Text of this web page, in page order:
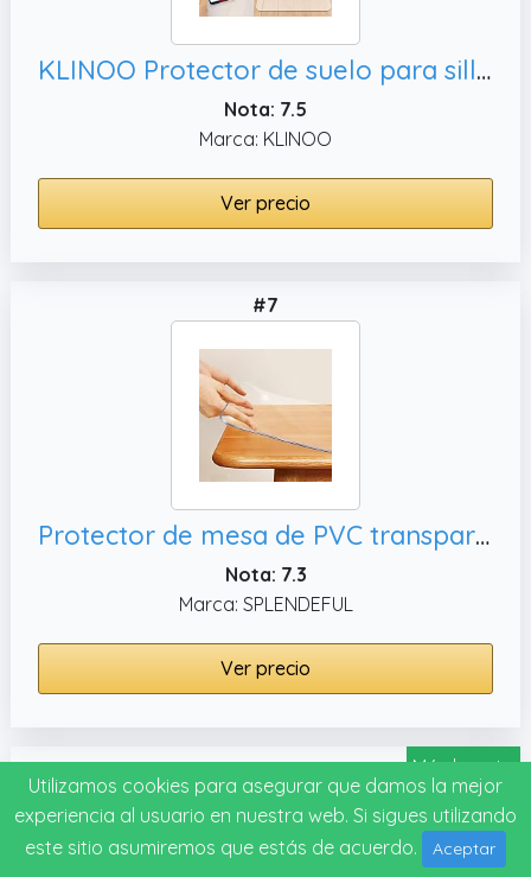
KLINOO Protector de suelo para silla de oficina de 100 x 120 cm. Esterilla protectora antideslizante para silla de escritorio en blanco lechoso transparente. Fabricada en Alemania
Nota: 7.5
Marca: KLINOO
Ver precio
#7
Protector de mesa de PVC transparente de 54 x 16 pulgadas, tapete rectangular de madera para muebles
Nota: 7.3
Marca: SPLENDEFUL
Ver precio
Más barato
#8
Utilizamos cookies para asegurar que damos la mejor
experiencia al usuario en nuestra web. Si sigues utilizando
este sitio asumiremos que estás de acuerdo.
Aceptar